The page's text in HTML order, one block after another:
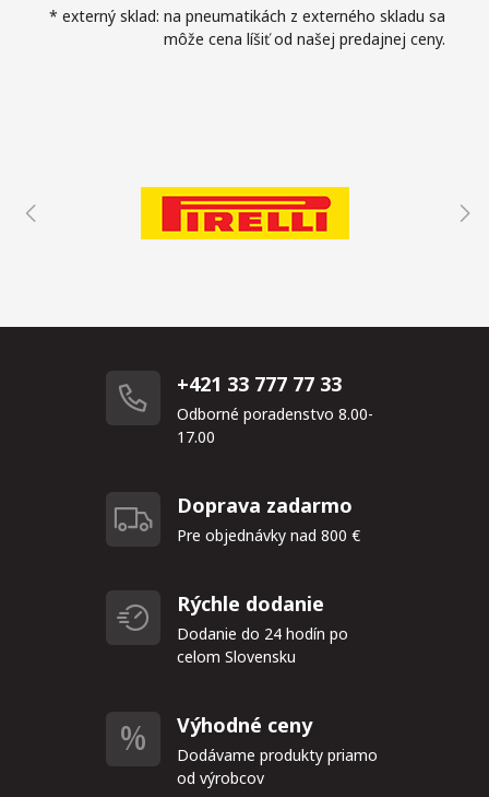
* externý sklad: na pneumatikách z externého skladu sa
môže cena líšiť od našej predajnej ceny.
+421 33 777 77 33
Odborné poradenstvo 8.00-
17.00
Doprava zadarmo
Pre objednávky nad 800 €
Rýchle dodanie
Dodanie do 24 hodín po
celom Slovensku
Výhodné ceny
Dodávame produkty priamo
od výrobcov